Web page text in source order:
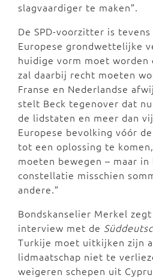
slagvaardiger te maken”.
De SPD-voorzitter is
Europese grondwettelijke
huidige vorm moet worden
zal daarbij recht moeten
Franse en Nederlandse
stelt Beck tegenover dat
de lidstaten en meer dan
Europese bevolking vóór
tot een oplossing te
moeten bewegen – maar
constellatie misschien
andere.”
Bondskanselier Merkel
interview met de
Turkije moet uitkijken zijn
lidmaatschap niet te
weigeren schepen uit